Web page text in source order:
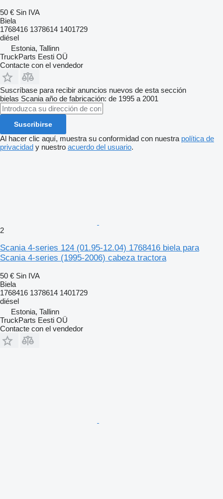
50 € Sin IVA
Biela
1768416 1378614 1401729
diésel
Estonia, Tallinn
TruckParts Eesti OÜ
Contacte con el vendedor
Suscríbase para recibir anuncios nuevos de esta sección
bielas Scania año de fabricación: de 1995 a 2001
Suscribirse
Al hacer clic aquí, muestra su conformidad con nuestra política de
privacidad y nuestro acuerdo del usuario.
2
Scania 4-series 124 (01.95-12.04) 1768416 biela para
Scania 4-series (1995-2006) cabeza tractora
50 € Sin IVA
Biela
1768416 1378614 1401729
diésel
Estonia, Tallinn
TruckParts Eesti OÜ
Contacte con el vendedor